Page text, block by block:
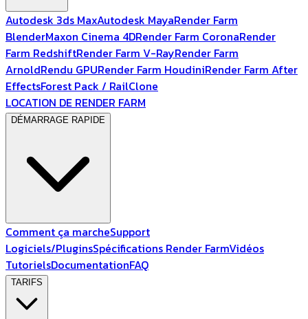
Autodesk 3ds MaxAutodesk MayaRender Farm
BlenderMaxon Cinema 4DRender Farm CoronaRender
Farm RedshiftRender Farm V-RayRender Farm
ArnoldRendu GPURender Farm HoudiniRender Farm After
EffectsForest Pack / RailClone
LOCATION DE RENDER FARM
DÉMARRAGE RAPIDE
Comment ça marcheSupport
Logiciels/PluginsSpécifications Render FarmVidéos
TutorielsDocumentationFAQ
TARIFS